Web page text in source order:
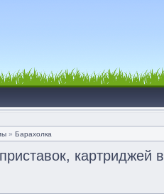
» Барахолка
картриджей